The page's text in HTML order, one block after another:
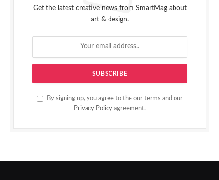
Get the latest creative news from SmartMag about
art & design.
By signing up, you agree to the our terms and our
Privacy Policy agreement.